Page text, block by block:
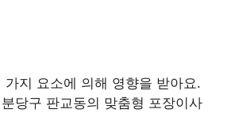
가지 요소에 의해 영향을 받아요.
당구 판교동의 맞춤형 포장이사